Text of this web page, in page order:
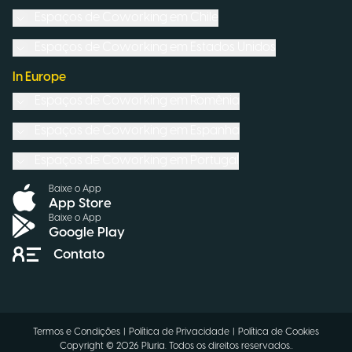
In Europe
Baixe o App
App Store
Baixe o App
Google Play
Contato
Copyright © 2026 Pluria. Todos os direitos reservados..
Termos e Condições Política de Privacidade Política de Cookies